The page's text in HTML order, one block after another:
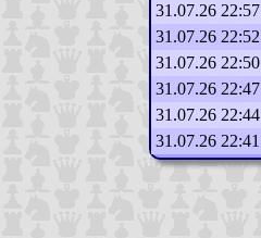
31.07.26 22:57
31.07.26 22:52
31.07.26 22:50
31.07.26 22:47
31.07.26 22:44
31.07.26 22:41